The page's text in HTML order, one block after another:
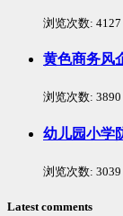
浏览次数: 4127
黄色商务风
浏览次数: 3890
幼儿园小学
浏览次数: 3039
Latest comments